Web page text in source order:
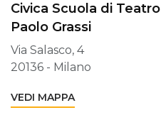
Civica Scuola di Teatro
Paolo Grassi
Via Salasco, 4
20136 - Milano
VEDI MAPPA